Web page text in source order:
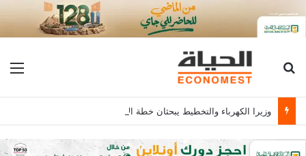
بحث عن